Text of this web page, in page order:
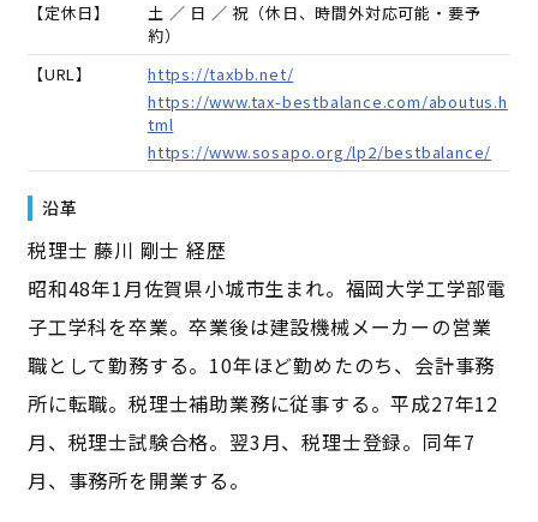
【定休日】
土 ／ 日 ／ 祝（休日、時間外対応可能・要予
約）
【URL】
https://taxbb.net/
https://www.tax-bestbalance.com/aboutus.h
tml
https://www.sosapo.org/lp2/bestbalance/
沿革
税理士 藤川 剛士 経歴
昭和48年1月佐賀県小城市生まれ。福岡大学工学部電
子工学科を卒業。卒業後は建設機械メーカーの営業
職として勤務する。10年ほど勤めたのち、会計事務
所に転職。税理士補助業務に従事する。平成27年12
月、税理士試験合格。翌3月、税理士登録。同年7
月、事務所を開業する。